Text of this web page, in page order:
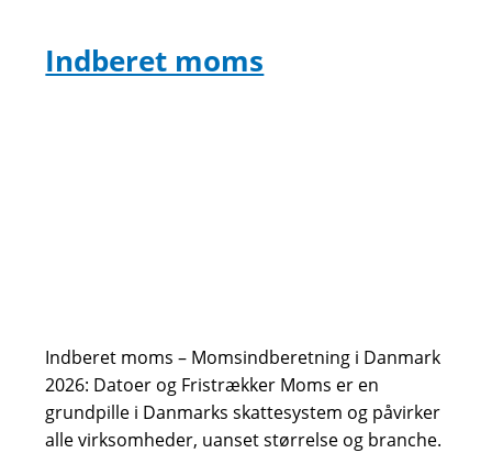
Indberet moms
Indberet moms – Momsindberetning i Danmark
2026: Datoer og Fristrækker Moms er en
grundpille i Danmarks skattesystem og påvirker
alle virksomheder, uanset størrelse og branche.